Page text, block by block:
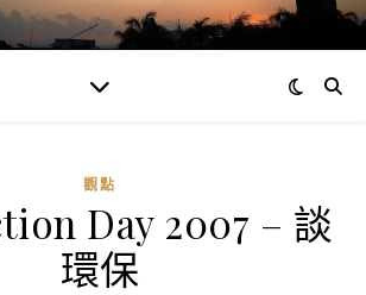
觀點
Day 2007 – 談
環保